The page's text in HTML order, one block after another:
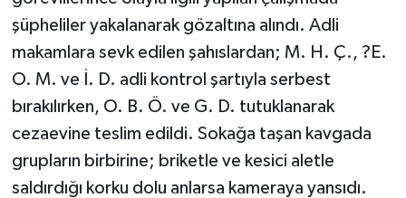
şüpheliler yakalanarak gözaltına alındı. Adli
makamlara sevk edilen şahıslardan; M. H. Ç., ?E.
O. M. ve İ. D. adli kontrol şartıyla serbest
bırakılırken, O. B. Ö. ve G. D. tutuklanarak
cezaevine teslim edildi. Sokağa taşan kavgada
grupların birbirine; briketle ve kesici aletle
saldırdığı korku dolu anlarsa kameraya yansıdı.